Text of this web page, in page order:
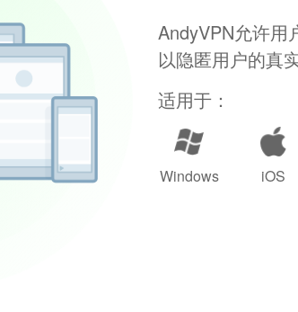
AndyVPN允许用
以隐匿用户的真
适用于：
Windows iOS